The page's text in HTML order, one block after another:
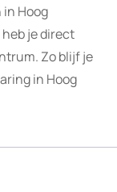
Hoog
je direct
Zo blijf je
in Hoog